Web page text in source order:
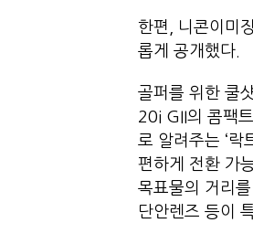
한편, 니콘이미
롭게 공개했다.
골퍼를 위한 쿨
20i GII의 콤팩
로 알려주는 ‘
편하게 전환 가
목표물의 거리
단안렌즈 등이